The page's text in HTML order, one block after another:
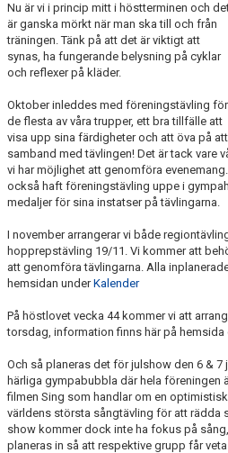
VECKOSCHEMA
FÖRENINGSKALENDER
PROJEKT IP SATSNING
ANMÄLAN
Nu är vi i princip mitt i höstterminen och
är ganska mörkt när man ska till och från
träningen. Tänk på att det är viktigt att
synas, ha fungerande belysning på cyklar
och reflexer på kläder.
Oktober inleddes med föreningstävling för
de flesta av våra trupper, ett bra tillfälle att
visa upp sina färdigheter och att öva på
samband med tävlingen! Det är tack vare
vi har möjlighet att genomföra
också haft föreningstävling uppe i
medaljer för sina instatser på tävlingarna.
I november arrangerar vi både
hopprepstävling 19/11. Vi kommer att
att genomföra tävlingarna. Alla
hemsidan underKalender
På höstlovet vecka 44 kommer vi att
torsdag, information finns här på
Och så planeras det för julshow den 6 & 7
härliga gympabubbla där hela föreningen
filmen Sing som handlar om en
världens största sångtävling för att rädda
show kommer dock inte ha fokus på
planeras in så att respektive grupp får